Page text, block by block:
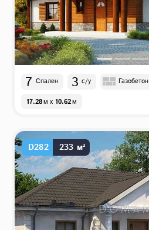
7 Спален 3 с/у Газобетон
17.28м x 10.62м
D282 233 м²